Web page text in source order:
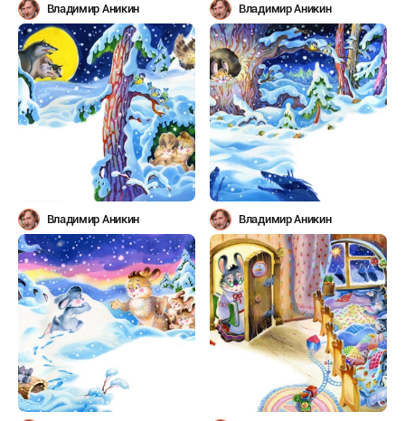
Владимир Аникин Владимир Аникин
Владимир Аникин Владимир Аникин